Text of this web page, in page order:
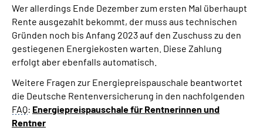
Mein Kundenportal
Wer allerdings Ende Dezember zum ersten Mal überhaupt
Rente ausgezahlt bekommt, der muss aus technischen
Gründen noch bis Anfang 2023 auf den Zuschuss zu den
gestiegenen Energiekosten warten. Diese Zahlung
erfolgt aber ebenfalls automatisch.
Weitere Fragen zur Energiepreispauschale beantwortet
die Deutsche Rentenversicherung in den nachfolgenden
FAQ: Energiepreispauschale für Rentnerinnen und
Rentner